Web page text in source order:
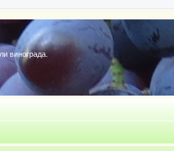
винограда.